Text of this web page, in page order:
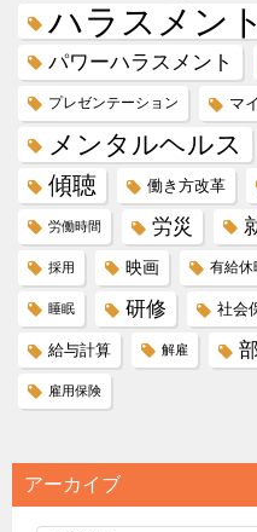
ハラスメント
パワーハラスメント
プレゼンテーション マ
メンタルヘルス
傾聴 働き方改革
労働時間 労災
採用 映画 有給休
睡眠 研修 社会
給与計算 解雇
雇用保険
アーカイブ